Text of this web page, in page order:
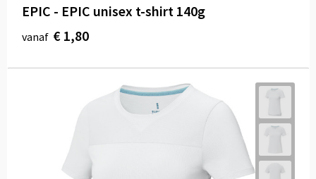
EPIC - EPIC unisex t-shirt 140g
vanaf € 1,80